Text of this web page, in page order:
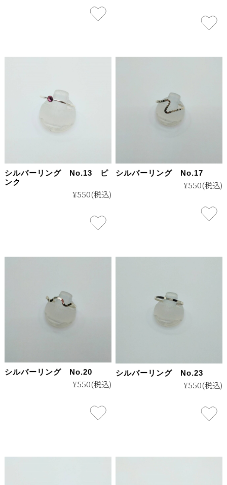
シルバーリング No.13 ピ
ンク
¥550(税込)
シルバーリング No.17
¥550(税込)
シルバーリング No.20
¥550(税込)
シルバーリング No.23
¥550(税込)